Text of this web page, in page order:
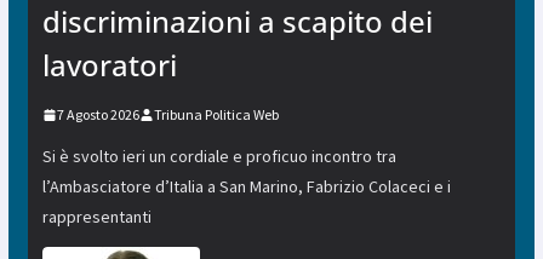
discriminazioni a scapito dei
lavoratori
7 Agosto 2026 Tribuna Politica Web
Si è svolto ieri un cordiale e proficuo incontro tra
l’Ambasciatore d’Italia a San Marino, Fabrizio Colaceci e i
rappresentanti